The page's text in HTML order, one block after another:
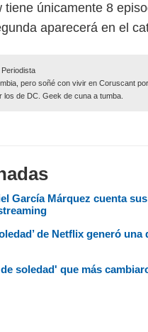
tiene únicamente 8
aparecerá en el
Periodista
pero soñé con vivir en Coruscant
los de DC. Geek de cuna a tumba.
García Márquez cuenta
de Netflix generó
soledad' que más